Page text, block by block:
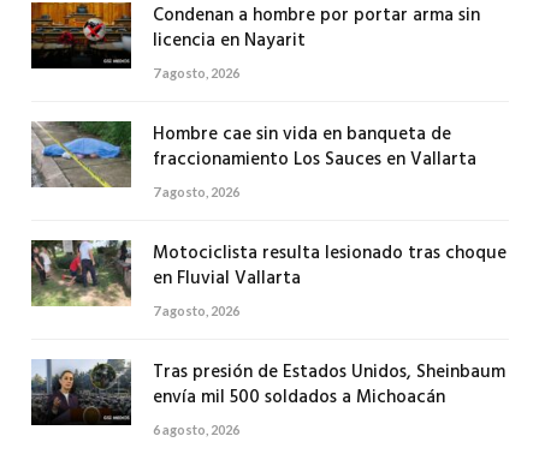
Condenan a hombre por portar arma sin
licencia en Nayarit
7 agosto, 2026
Hombre cae sin vida en banqueta de
fraccionamiento Los Sauces en Vallarta
7 agosto, 2026
Motociclista resulta lesionado tras choque
en Fluvial Vallarta
7 agosto, 2026
Tras presión de Estados Unidos, Sheinbaum
envía mil 500 soldados a Michoacán
6 agosto, 2026